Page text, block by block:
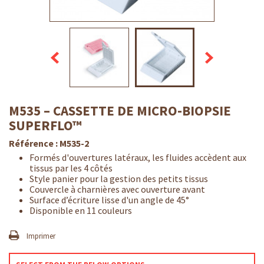
M535 – CASSETTE DE MICRO-BIOPSIE
SUPERFLO™
Référence : M535-2
Formés d'ouvertures latéraux, les fluides accèdent aux
tissus par les 4 côtés
Style panier pour la gestion des petits tissus
Couvercle à charnières avec ouverture avant
Surface d’écriture lisse d'un angle de 45°
Disponible en 11 couleurs
Imprimer